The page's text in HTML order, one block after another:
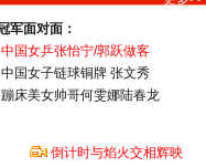
军面对面：
中国女乒张怡宁/郭跃做客
中国女子链球铜牌 张文秀
蹦床美女帅哥何雯娜陆春龙
倒计时与焰火交相辉映